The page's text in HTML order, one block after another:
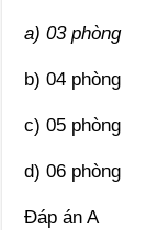
a) 03 phòng
b) 04 phòng
c) 05 phòng
d) 06 phòng
Đáp án A